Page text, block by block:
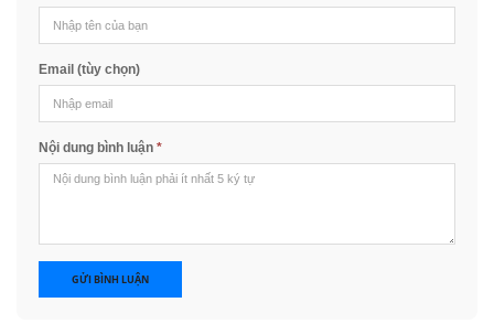
Email (tùy chọn)
Nội dung bình luận *
GỬI BÌNH LUẬN